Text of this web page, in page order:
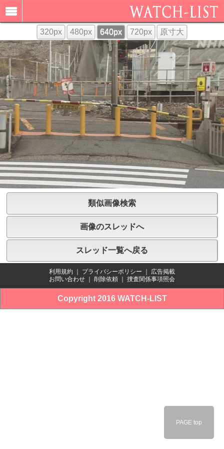
320px 480px 640px 720px 原寸大
類似画像検索
画像のスレッドへ
スレッド一覧へ戻る
利用規約 プライバシーポリシー
広告掲載
お問い合わせ
削除依頼 捜査関係事項照会
Copyright 2016 WATCH-LIST
PAGE top